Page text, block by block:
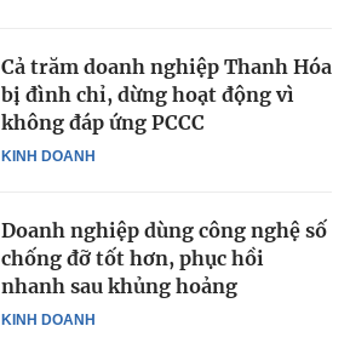
KINH DOANH
Cả trăm doanh nghiệp Thanh Hóa
bị đình chỉ, dừng hoạt động vì
không đáp ứng PCCC
KINH DOANH
Doanh nghiệp dùng công nghệ số
chống đỡ tốt hơn, phục hồi
nhanh sau khủng hoảng